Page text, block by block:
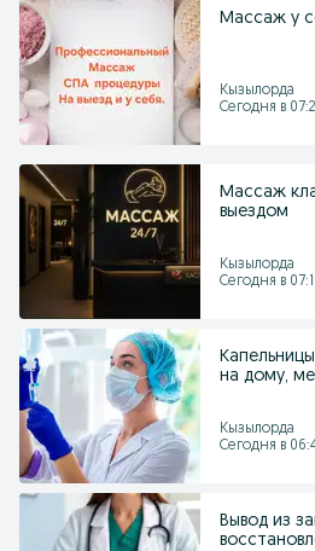
Массаж у
Кызылорда
Сегодня в
Массаж
выездом
Кызылорда
Сегодня в
на дому,
Кызылорда
Сегодня в
Вывод из